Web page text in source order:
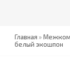
Главная »
белый экошпон